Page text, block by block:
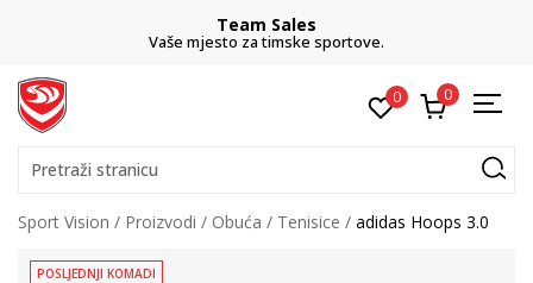
Team Sales
Vaše mjesto za timske sportove.
0 0
Pretraži stranicu
Sport Vision Proizvodi Obuća Tenisice adidas Hoops 3.0
POSLJEDNJI KOMADI